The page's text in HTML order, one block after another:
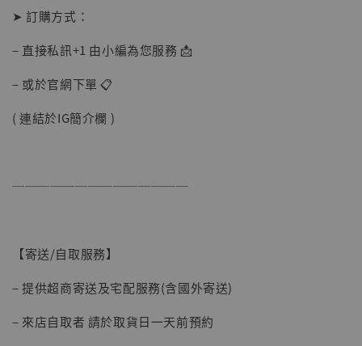
➤ 訂購方式：
– 直接私訊+1 由小編為您服務 📩
– 或於官網下單 📋
( 連結於IG簡介欄 )
──────────────
【寄送/自取服務】
– 提供超商寄送及宅配服務(含國外寄送)
– 來店自取者 請於取貨日一天前預約